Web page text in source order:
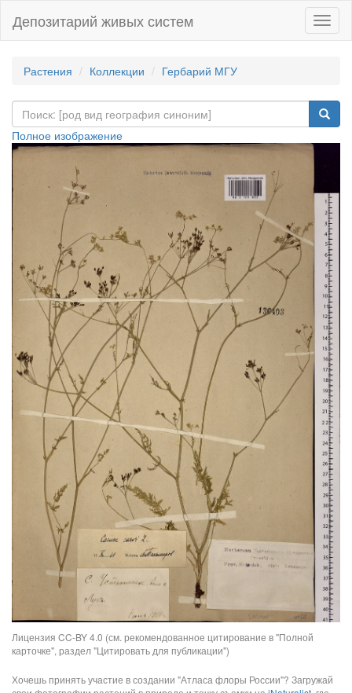
Депозитарий живых систем
Растения Коллекции Гербарий МГУ
Полное изображение
Лицензия CC-BY 4.0 (см. рекомендованное цитирование в "Полной
карточке", раздел "Цитировать для публикации")
Хочешь принять участие в создании "Атласа флоры России"? Загружай